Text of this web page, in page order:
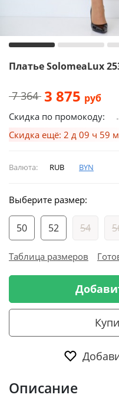
Платье SolomeaLux
7 364 3 875 руб
Скидка по промокоду:
Скидка ещё: 2 д 09 ч 59
Валюта: RUB BYN
Выберите размер:
50 52 54
Таблица размеров
Описание